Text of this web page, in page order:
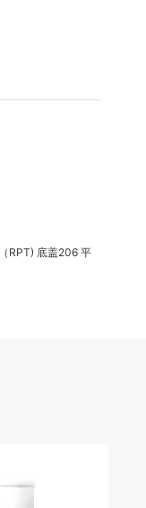
RPT) 底盖206 平